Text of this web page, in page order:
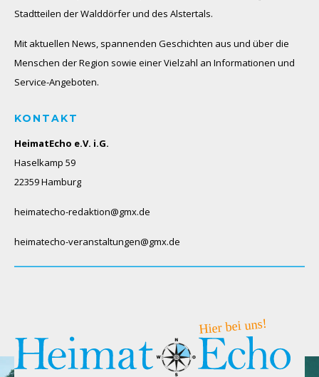
Stadtteilen der Walddörfer und des Alstertals.
Mit aktuellen News, spannenden Geschichten aus und über die
Menschen der Region sowie einer Vielzahl an Informationen und
Service-Angeboten.
KONTAKT
HeimatEcho e.V. i.G.
Haselkamp 59
22359 Hamburg
heimatecho-redaktion@gmx.de
heimatecho-veranstaltungen@gmx.de